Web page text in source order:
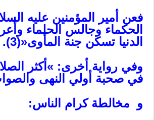
فعن أمير المؤمنين عليه
الحكماء وجالس الحلماء
الدنيا تسكن جنة المأوى«(3).
وفي رواية أخرى: »أكثر
في صحبة أولي النهى
و مخالطة كرام الناس: